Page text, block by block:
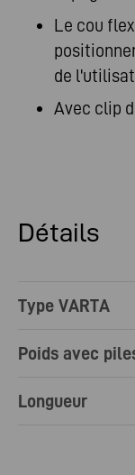
Le cou
de
Avec clip
Détails
Type VARTA
Poids avec
Longueur